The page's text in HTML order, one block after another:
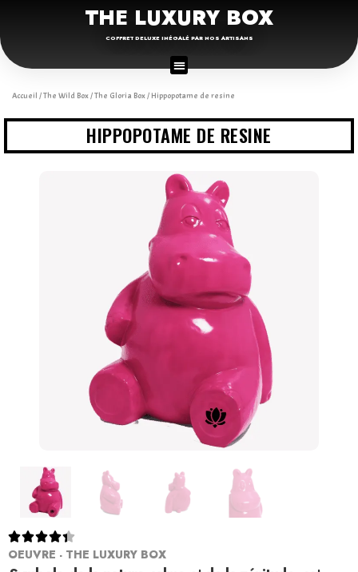
THE LUXURY BOX
COFFRET DELUXE INÉGALÉ PAR NOS ARTISANS
Accueil /The Wild Box/The Gloria Box/ Hippopotame de resine
HIPPOPOTAME DE RESINE

OEUVRE - THE LUXURY BOX